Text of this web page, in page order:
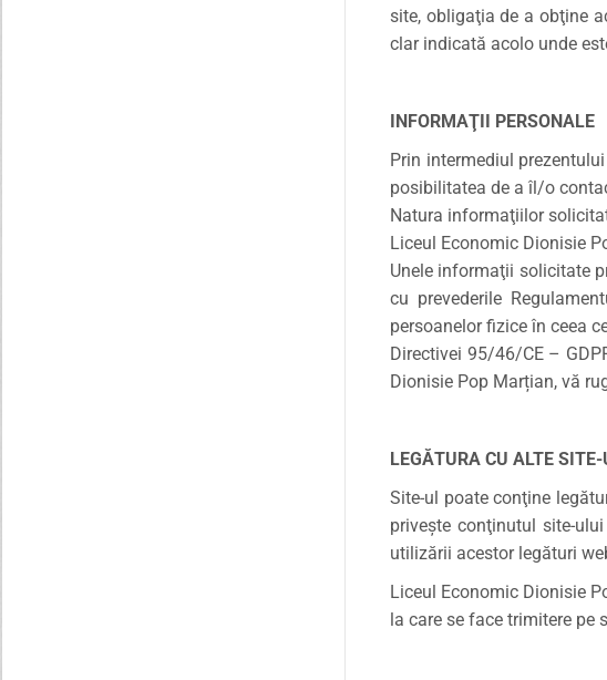
site, obligaţia de a obţine
clar indicată acolo unde
INFORMAŢII PERSONALE
Prin intermediul
posibilitatea de a îl/o
Natura informaţiilor
Liceul Economic Dionisie
Unele informaţii solicitate
cu prevederile
persoanelor fizice în ceea
Directivei 95/46/CE –
Dionisie Pop Marțian, vă
LEGĂTURA CU ALTE SITE-
Site-ul poate conţine
priveşte conţinutul site-
utilizării acestor legături
Liceul Economic Dionisie
la care se face trimitere pe